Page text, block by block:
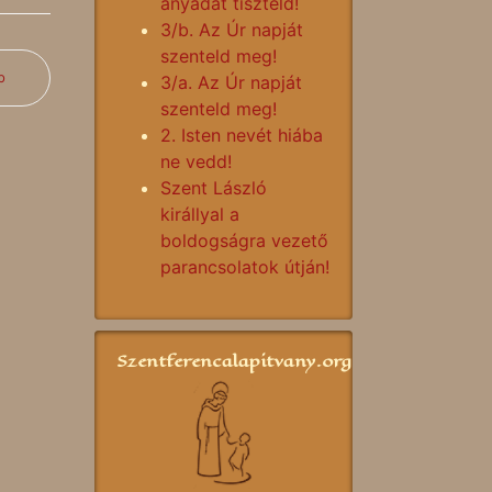
3/b. Az Úr napját
szenteld meg!
3/a. Az Úr napját
szenteld meg!
2. Isten nevét hiába
ne vedd!
Szent László
királlyal a
boldogságra vezető
parancsolatok útján!
Szentferencalapitvany.org